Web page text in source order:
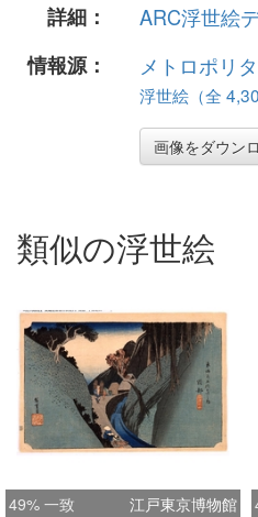
詳細：
ARC浮世絵
情報源：
メトロポリ
浮世絵（全
画像をダウン
類似の浮世絵
49% 一致 江戸東京博物館